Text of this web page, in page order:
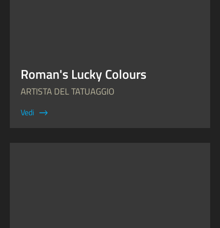
Roman's Lucky Colours
ARTISTA DEL TATUAGGIO
Vedi